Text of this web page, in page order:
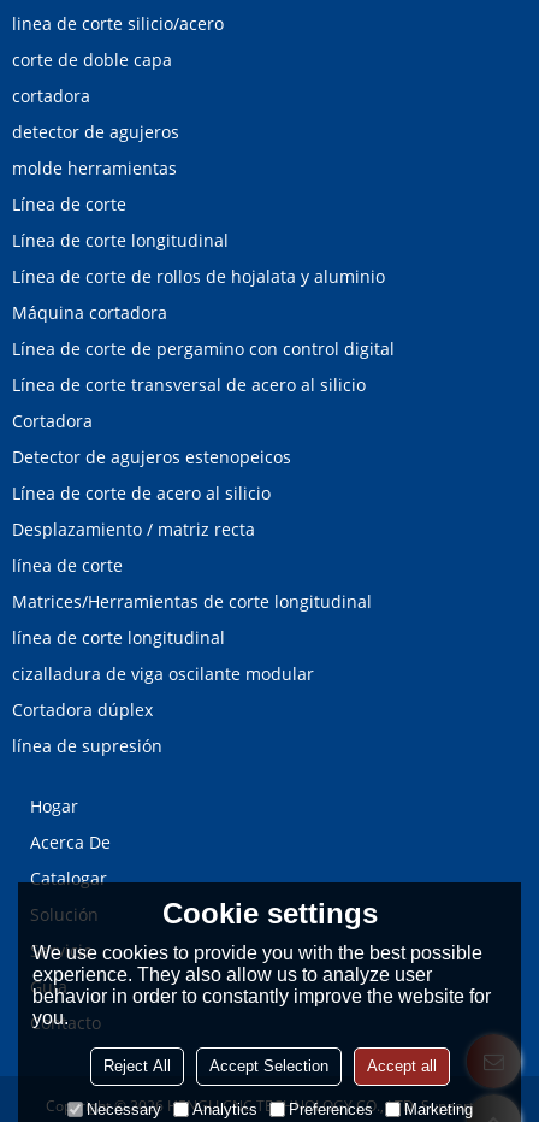
linea de corte silicio/acero
corte de doble capa
cortadora
detector de agujeros
molde herramientas
Línea de corte
Línea de corte longitudinal
Línea de corte de rollos de hojalata y aluminio
Máquina cortadora
Línea de corte de pergamino con control digital
Línea de corte transversal de acero al silicio
Cortadora
Detector de agujeros estenopeicos
Línea de corte de acero al silicio
Desplazamiento / matriz recta
línea de corte
Matrices/Herramientas de corte longitudinal
línea de corte longitudinal
cizalladura de viga oscilante modular
Cortadora dúplex
línea de supresión
Hogar
Acerca De
Catalogar
Solución
Servicio
Guía
Contacto
Copyright © 2026 HENGLI CNC TECHNOLOGY CO., LTD.Support By
Cookie settings
We use cookies to provide you with the best possible
experience. They also allow us to analyze user
behavior in order to constantly improve the website for
you.
Reject All Accept Selection Accept all
Necessary Analytics Preferences Marketing